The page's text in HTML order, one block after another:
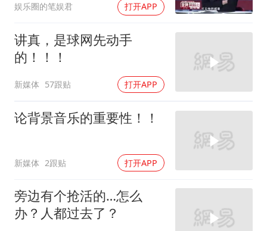
娱乐圈的笔娱君 打开APP
讲真，是球网先动手
的！！！
新媒体 57跟贴 打开APP
论背景音乐的重要性！！
新媒体 2跟贴 打开APP
旁边有个抢活的…怎么
办？人都过去了？